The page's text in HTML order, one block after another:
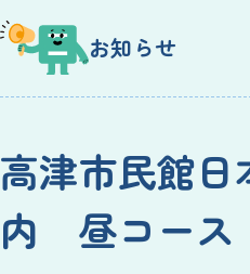
お知らせ
高津市民館
内 昼コース